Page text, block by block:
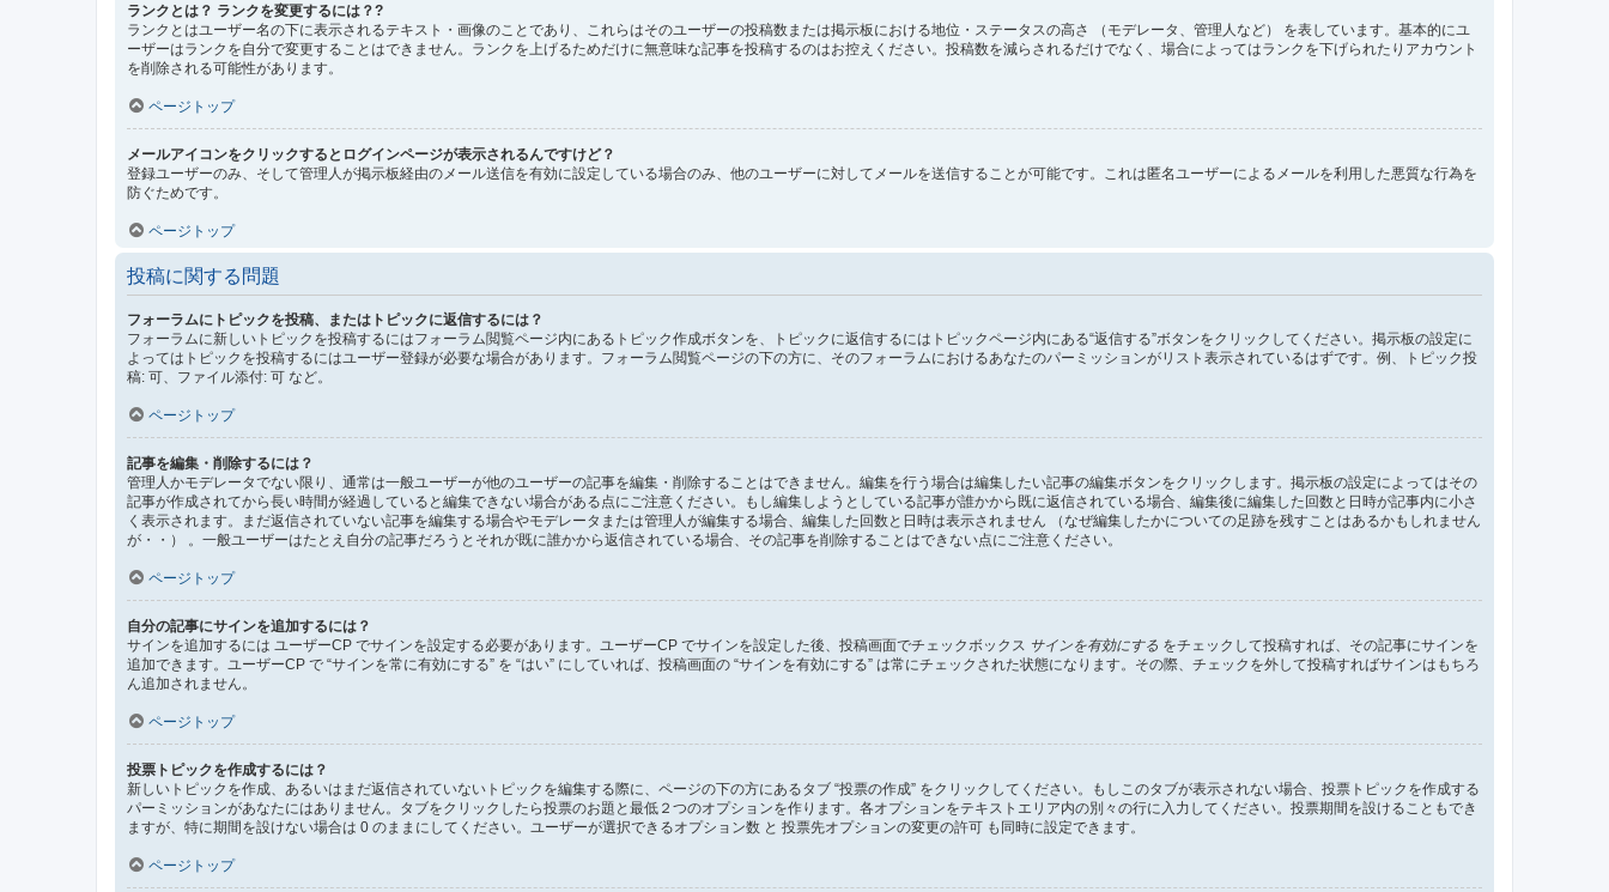
ランクとは？ ランクを変更するには？?
ランクとはユーザー名の下に表示されるテキスト・画像のことであり、これらはそのユーザーの投稿数または掲示板における地位・ステータスの高さ （モデレータ、管理人など） を表しています。基本的にユ
ーザーはランクを自分で変更することはできません。ランクを上げるためだけに無意味な記事を投稿するのはお控えください。投稿数を減らされるだけでなく、場合によってはランクを下げられたりアカウント
を削除される可能性があります。
ページトップ
メールアイコンをクリックするとログインページが表示されるんですけど？
登録ユーザーのみ、そして管理人が掲示板経由のメール送信を有効に設定している場合のみ、他のユーザーに対してメールを送信することが可能です。これは匿名ユーザーによるメールを利用した悪質な行為を
防ぐためです。
ページトップ
投稿に関する問題
フォーラムにトピックを投稿、またはトピックに返信するには？
フォーラムに新しいトピックを投稿するにはフォーラム閲覧ページ内にあるトピック作成ボタンを、トピックに返信するにはトピックページ内にある“返信する”ボタンをクリックしてください。掲示板の設定に
よってはトピックを投稿するにはユーザー登録が必要な場合があります。フォーラム閲覧ページの下の方に、そのフォーラムにおけるあなたのパーミッションがリスト表示されているはずです。例、トピック投
稿: 可、ファイル添付: 可 など。
ページトップ
記事を編集・削除するには？
管理人かモデレータでない限り、通常は一般ユーザーが他のユーザーの記事を編集・削除することはできません。編集を行う場合は編集したい記事の編集ボタンをクリックします。掲示板の設定によってはその
記事が作成されてから長い時間が経過していると編集できない場合がある点にご注意ください。もし編集しようとしている記事が誰かから既に返信されている場合、編集後に編集した回数と日時が記事内に小さ
く表示されます。まだ返信されていない記事を編集する場合やモデレータまたは管理人が編集する場合、編集した回数と日時は表示されません （なぜ編集したかについての足跡を残すことはあるかもしれません
が・・） 。一般ユーザーはたとえ自分の記事だろうとそれが既に誰かから返信されている場合、その記事を削除することはできない点にご注意ください。
ページトップ
自分の記事にサインを追加するには？
サインを追加するには ユーザーCP でサインを設定する必要があります。ユーザーCP でサインを設定した後、投稿画面でチェックボックス サインを有効にする をチェックして投稿すれば、その記事にサインを
追加できます。ユーザーCP で “サインを常に有効にする” を “はい” にしていれば、投稿画面の “サインを有効にする” は常にチェックされた状態になります。その際、チェックを外して投稿すればサインはもちろ
ん追加されません。
ページトップ
投票トピックを作成するには？
新しいトピックを作成、あるいはまだ返信されていないトピックを編集する際に、ページの下の方にあるタブ “投票の作成” をクリックしてください。もしこのタブが表示されない場合、投票トピックを作成する
パーミッションがあなたにはありません。タブをクリックしたら投票のお題と最低２つのオプションを作ります。各オプションをテキストエリア内の別々の行に入力してください。投票期間を設けることもでき
ますが、特に期間を設けない場合は 0 のままにしてください。ユーザーが選択できるオプション数 と 投票先オプションの変更の許可 も同時に設定できます。
ページトップ